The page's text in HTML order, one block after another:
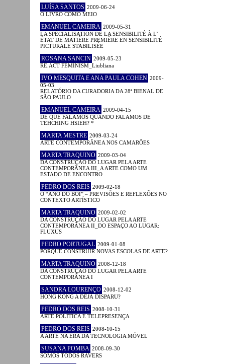
LUÍSA SANTOS 2009-06-24
O LIVRO COMO MEIO
EMANUEL CAMEIRA 2009-05-31
LA SPÉCIALISATION DE LA SENSIBILITÉ À L’
ÉTAT DE MATIÈRE PREMIÈRE EN SENSIBILITÉ
PICTURALE STABILISÉE
ROSANA SANCIN 2009-05-23
RE.ACT FEMINISM_Liubliana
IVO MESQUITA E ANA PAULA COHEN 2009-
05-03
RELATÓRIO DA CURADORIA DA 28ª BIENAL DE
SÃO PAULO
EMANUEL CAMEIRA 2009-04-15
DE QUE FALAMOS QUANDO FALAMOS DE
TEHCHING HSIEH? *
MARTA MESTRE 2009-03-24
ARTE CONTEMPORÂNEA NOS CAMARÕES
MARTA TRAQUINO 2009-03-04
DA CONSTRUÇÃO DO LUGAR PELA ARTE
CONTEMPORÂNEA III_A ARTE COMO UM
ESTADO DE ENCONTRO
PEDRO DOS REIS 2009-02-18
O “ANO DO BOI” – PREVISÕES E REFLEXÕES NO
CONTEXTO ARTÍSTICO
MARTA TRAQUINO 2009-02-02
DA CONSTRUÇÃO DO LUGAR PELA ARTE
CONTEMPORÂNEA II_DO ESPAÇO AO LUGAR:
FLUXUS
PEDRO PORTUGAL 2009-01-08
PORQUÊ CONSTRUIR NOVAS ESCOLAS DE ARTE?
MARTA TRAQUINO 2008-12-18
DA CONSTRUÇÃO DO LUGAR PELA ARTE
CONTEMPORÂNEA I
SANDRA LOURENÇO 2008-12-02
HONG KONG A DÉJÀ DISPARU?
PEDRO DOS REIS 2008-10-31
ARTE POLÍTICA E TELEPRESENÇA
PEDRO DOS REIS 2008-10-15
A ARTE NA ERA DA TECNOLOGIA MÓVEL
SUSANA POMBA 2008-09-30
SOMOS TODOS RAVERS